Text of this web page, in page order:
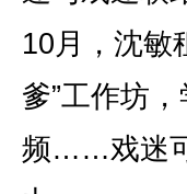
10月，沈敏
爹”工作坊
频……戏迷